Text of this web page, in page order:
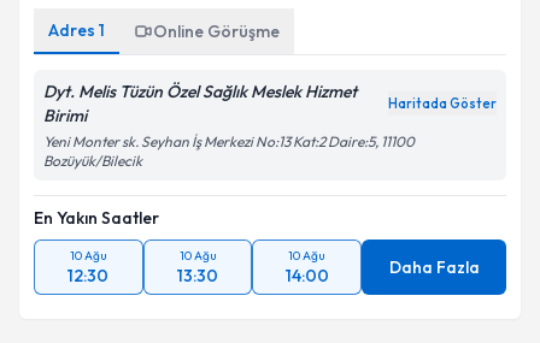
Adres 1 Online Görüşme
Dyt. Melis Tüzün Özel Sağlık Meslek Hizmet
Birimi
Haritada Göster
Yeni Monter sk. Seyhan İş Merkezi No:13 Kat:2 Daire:5, 11100
Bozüyük/Bilecik
En Yakın Saatler
10 Ağu
12:30
10 Ağu
13:30
10 Ağu
14:00 Daha Fazla